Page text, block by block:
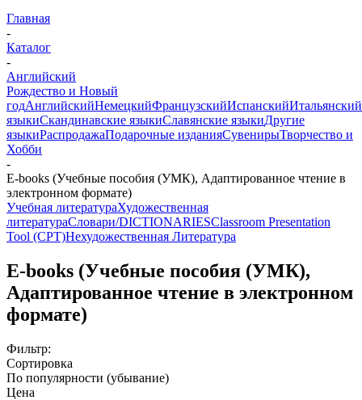
Главная
-
Каталог
-
Английский
Рождество и Новый
годАнглийскийНемецкийФранцузскийИспанскийИтальянский
языкиСкандинавские языкиСлавянские языкиДругие
языкиРаспродажаПодарочные изданияСувенирыТворчество и
Хобби
-
E-books (Учебные пособия (УМК), Адаптированное чтение в
электронном формате)
Учебная литератураХудожественная
литератураСловари/DICTIONARIESClassroom Presentation
Tool (CPT)Нехудожественная Литература
E-books (Учебные пособия (УМК),
Адаптированное чтение в электронном
формате)
Фильтр:
Сортировка
По популярности (убывание)
Цена